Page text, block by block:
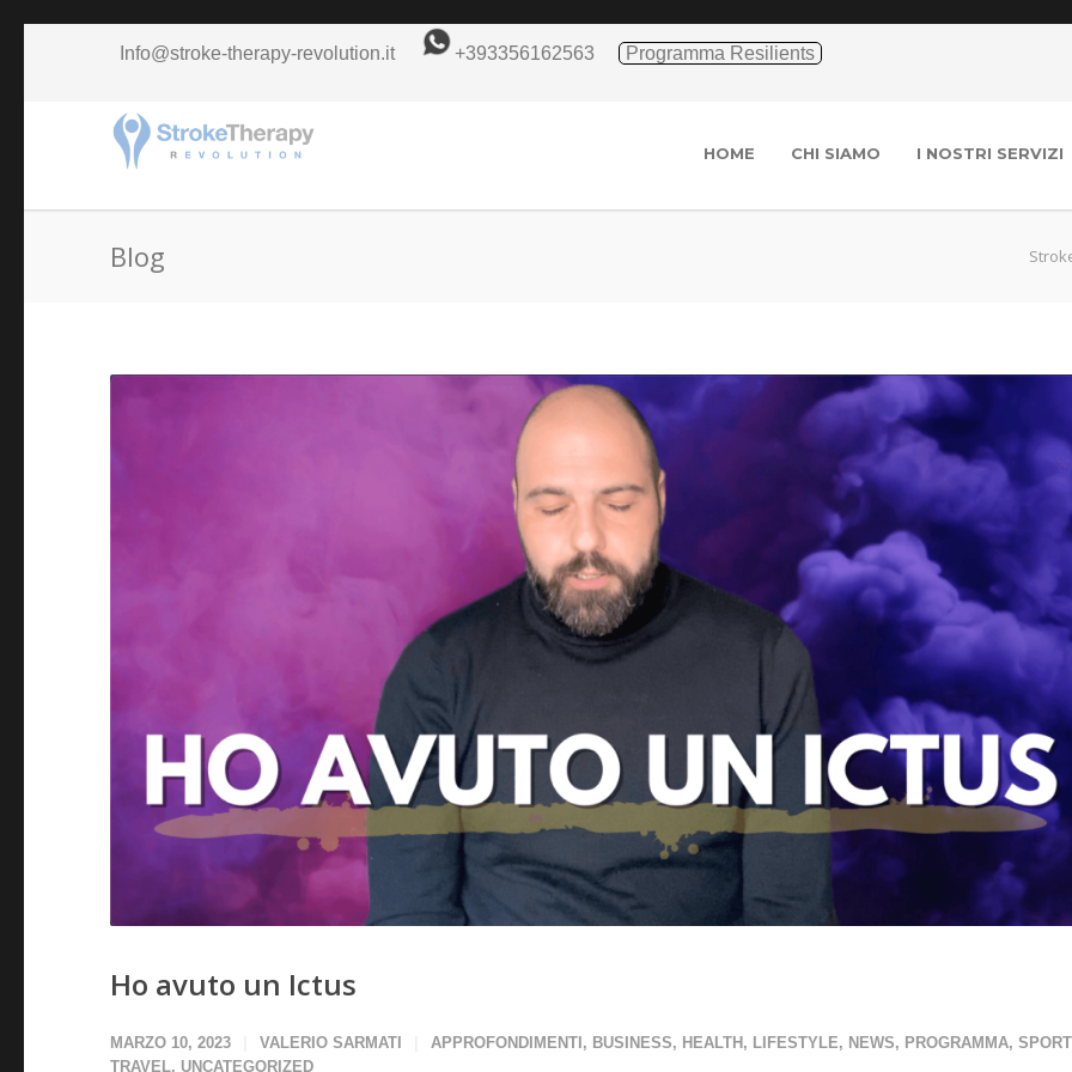
Info@stroke-therapy-revolution.it +393356162563 Programma Resilients
HOME CHI SIAMO I NOSTRI SERVIZI
Blog
Ho avuto un Ictus
MARZO 10, 2023 VALERIO SARMATI APPROFONDIMENTI , BUSINESS, HEALTH , LIFESTYLE, NEWS, PROGRAMMA,
TRAVEL, UNCATEGORIZED